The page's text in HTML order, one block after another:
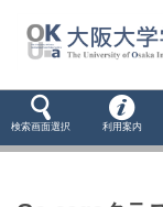
検索画面選択 利用案内